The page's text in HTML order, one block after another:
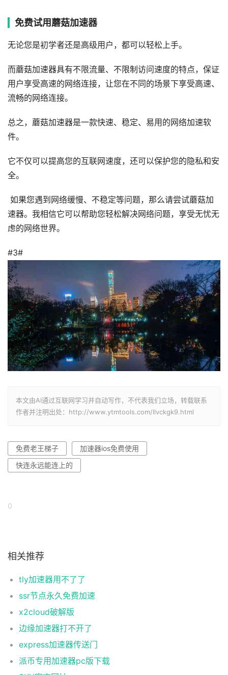
免费试用蘑菇加速器
无论您是初学者还是高级用户，都可以轻松上手。
而蘑菇加速器具有不限流量、不限制访问速度的特点，保证
用户享受高速的网络连接，让您在不同的场景下享受高速、
流畅的网络连接。
总之，蘑菇加速器是一款快速、稳定、易用的网络加速软
件。
它不仅可以提高您的互联网速度，还可以保护您的隐私和安
全。
如果您遇到网络缓慢、不稳定等问题，那么请尝试蘑菇加
速器。我相信它可以帮助您轻松解决网络问题，享受无忧无
虑的网络世界。
#3#
本文由AI通过互联网学习并自动写作，不代表我们立场，转载联系
作者并注明出处：http://www.ytmtools.com/llvckgk9.html
免费老王梯子
加速器ios免费使用
快连永远能连上的
0
相关推荐
tly加速器用不了了
ssr节点永久免费加速
x2cloud破解版
边缘加速器打不开了
express加速器传送门
派币专用加速器pc版下载